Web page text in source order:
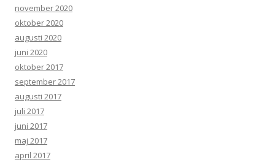
november 2020
oktober 2020
augusti 2020
juni 2020
oktober 2017
september 2017
augusti 2017
juli 2017
juni 2017
maj 2017
april 2017